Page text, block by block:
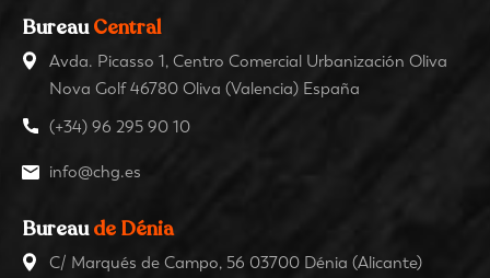
BureauCentral
Avda. Picasso 1, Centro Comercial Urbanización Oliva
Nova Golf 46780 Oliva (Valencia) España
(+34) 96 295 90 10
info@chg.es
Bureaude Dénia
C/ Marqués de Campo, 56 03700 Dénia (Alicante)